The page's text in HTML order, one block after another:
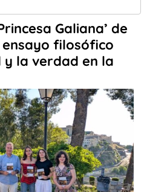
Galiana’ de
filosófico
la verdad en la